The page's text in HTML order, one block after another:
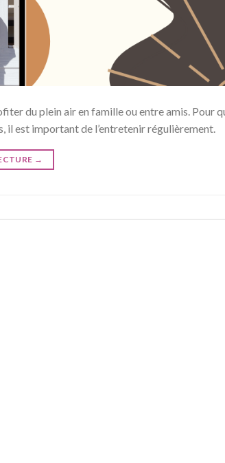
du plein air en famille ou entre amis. Pour
il est important de l’entretenir régulièrement.
→